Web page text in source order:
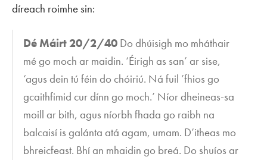
díreach roimhe sin:
Dé Máirt 20/2/40 Do dhúisigh mo mháthair
mé go moch ar maidin. ‘Éirigh as san’ ar sise,
‘agus dein tú féin do chóiriú. Ná fuil ’fhios go
gcaithfimid cur dínn go moch.’ Níor dheineas-sa
moill ar bith, agus níorbh fhada go raibh na
balcaisí is galánta atá agam, umam. D’itheas mo
bhreicfeast. Bhí an mhaidin go breá. Do shuíos ar